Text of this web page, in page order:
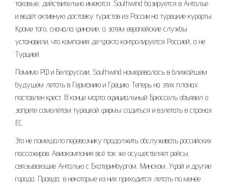
таковые, действительно имеются. Southwind базируется в Анталье
и ведёт активную доставку туристов из России на турецкие курорты.
Кроме того, сначала финские, а затем европейские службы
установили, что компания де-факто контролируется Россией, а не
Турцией.
Помимо РФ и Белоруссии, Southwind намеревалась в ближайшем
будущем летать в Германию и Грецию. Теперь на этих планах
поставлен крест. В конце марта официальный Брюссель объявил о
запрете самолётам турецкой фирмы садиться и взлетать в странах
ЕС.
Это не помешало перевозчику продолжить обслуживать российских
пассажиров. Авиакомпания всё так же осуществляет рейсы,
связывающие Анталью с Екатеринбургом, Минском, Уфой и другие
города. Правда, в некоторые из них приходится летать по менее